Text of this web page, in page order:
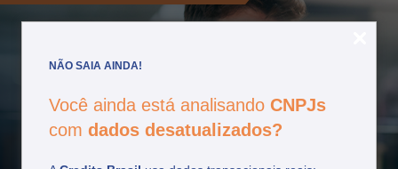
NÃO SAIA AINDA!
Você ainda está analisando CNPJs
com dados desatualizados?